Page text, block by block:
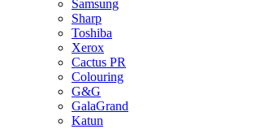
Samsung
Sharp
Toshiba
Xerox
Cactus PR
Colouring
G&G
GalaGrand
Katun